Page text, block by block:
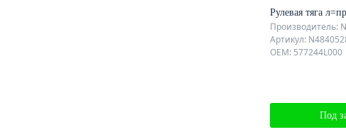
Рулевая тяга л=пр
Производитель:
Артикул:
OEM: 577244L000
Под